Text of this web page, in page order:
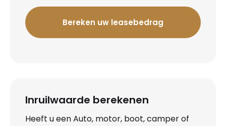
Bereken uw leasebedrag
Inruilwaarde berekenen
Heeft u een Auto, motor, boot, camper of